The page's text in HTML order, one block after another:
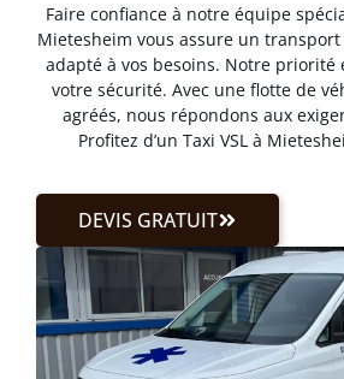
Faire confiance à notre équipe
Mietesheim vous assure un
adapté à vos besoins. Notre priorité
votre sécurité. Avec une flotte de
agréés, nous répondons aux
Profitez d’un Taxi VSL à
DEVIS GRATUIT